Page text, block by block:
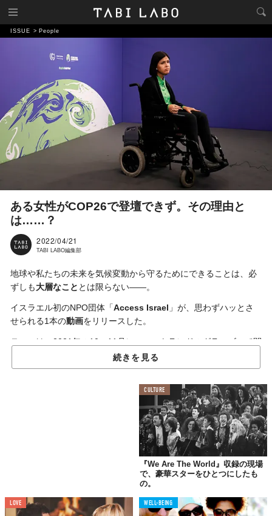
ISSUE People
ある女性がCOP26で登壇できず。その理由と
は……？
2022/04/21
TABI LABO編集部
地球や私たちの未来を気候変動から守るためにできることは、必
ずしも大層なこと とは限らない——。
イスラエル初のNPO団体「Access Israel 」が、思わずハッとさ
せられる1本の動画をリリースした。
テーマは、2021年の10〜11月にスコットランドのグラスゴーで開
（第26回気候変動枠組条約締約国会議）」。
リス首相ボリス・ジョンソンら世界のトップが口をそろえて気候
誰もいない壇上が映される。
続きを見る
CULTURE
『We Are The World』収録の現場
で、豪華スターをひとつにしたも
の。
LOVE WELL-BEING